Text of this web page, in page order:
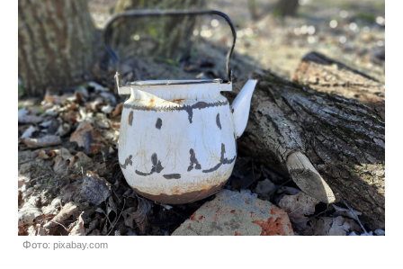
Фото: pixabay.com